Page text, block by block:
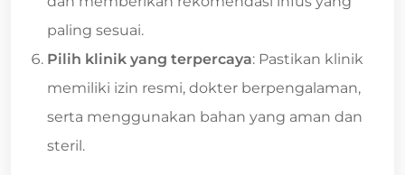
paling sesuai.
Pilih klinik yang terpercaya: Pastikan klinik
memiliki izin resmi, dokter berpengalaman,
serta menggunakan bahan yang aman dan
steril.